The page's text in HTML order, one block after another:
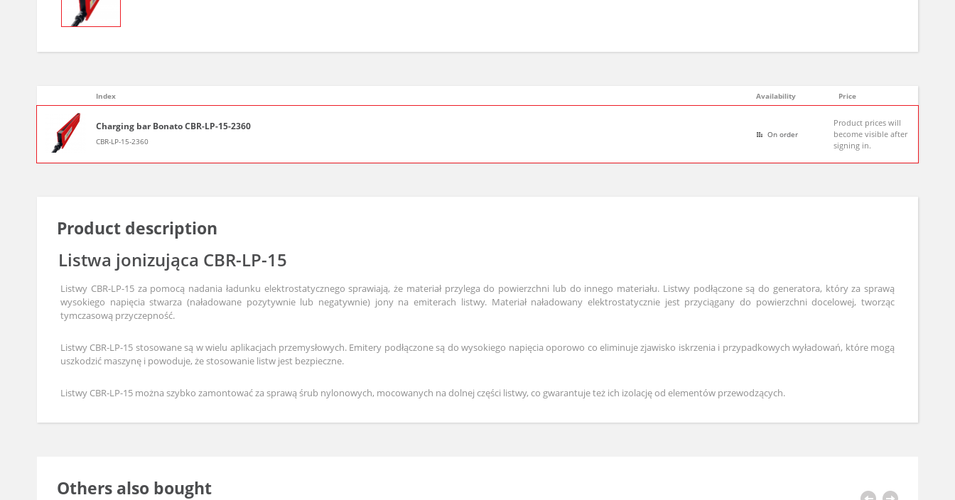
Index Availability Price
Charging bar Bonato CBR-LP-15-2360
CBR-LP-15-2360
On order
Product prices will
become visible after
signing in.
Product description
Listwa jonizująca CBR-LP-15
Listwy CBR-LP-15 za pomocą nadania ładunku elektrostatycznego sprawiają, że materiał przylega do powierzchni lub do innego materiału. Listwy podłączone są do generatora, który za sprawą
wysokiego napięcia stwarza (naładowane pozytywnie lub negatywnie) jony na emiterach listwy. Materiał naładowany elektrostatycznie jest przyciągany do powierzchni docelowej, tworząc
tymczasową przyczepność.
Listwy CBR-LP-15 stosowane są w wielu aplikacjach przemysłowych. Emitery podłączone są do wysokiego napięcia oporowo co eliminuje zjawisko iskrzenia i przypadkowych wyładowań, które mogą
uszkodzić maszynę i powoduje, że stosowanie listw jest bezpieczne.
Listwy CBR-LP-15 można szybko zamontować za sprawą śrub nylonowych, mocowanych na dolnej części listwy, co gwarantuje też ich izolację od elementów przewodzących.
Others also bought